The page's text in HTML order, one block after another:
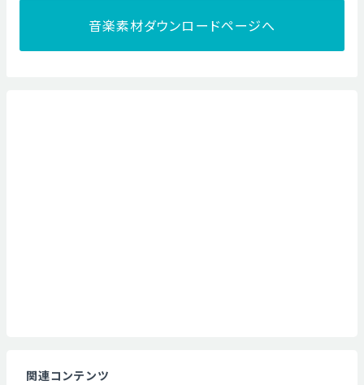
音楽素材ダウンロードページへ
関連コンテンツ